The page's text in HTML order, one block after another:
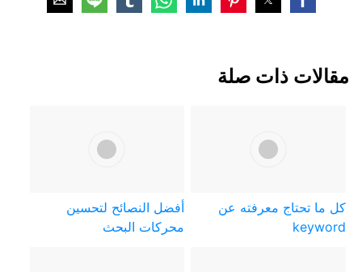
مقالات ذات صلة
كل ما تحتاج معرفته عن
keyword
أفضل النصائح لتحسين
محركات البحث